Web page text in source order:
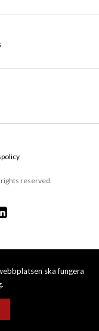
ska fungera
reserved.